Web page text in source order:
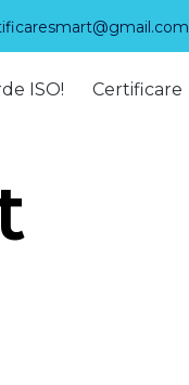
ISO! Certificare